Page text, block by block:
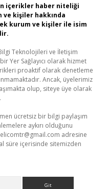
içerikler haber niteliği
ve kişiler hakkında
kurum ve kişiler ile isim
Teknolojileri ve İletişim
Yer Sağlayıcı olarak hizmet
proaktif olarak denetleme
Ancak, üyelerimiz
olup, siteye üye olarak
ücretsiz bir bilgi paylaşım
aykırı olduğunu
adresine
süre içerisinde sitemizden